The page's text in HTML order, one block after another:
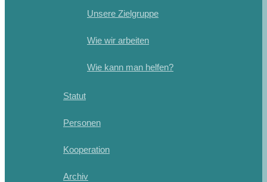
Unsere Zielgruppe
Wie wir arbeiten
Wie kann man helfen?
Statut
Personen
Kooperation
Archiv